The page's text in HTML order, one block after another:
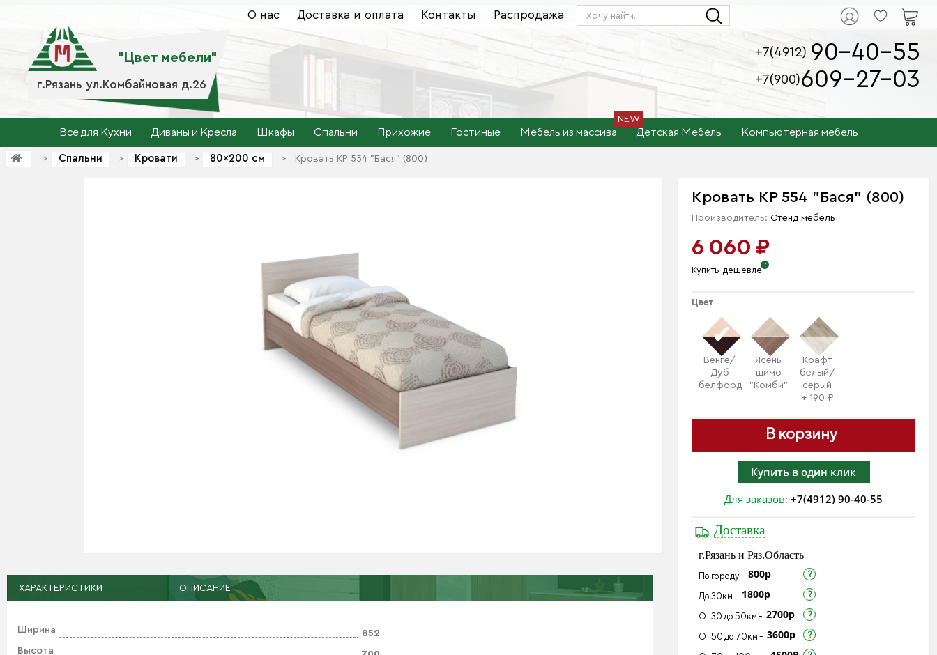
г.Рязань ул.Комбайновая д.26
"Цвет мебели"
О нас Доставка и оплата Контакты Распродажа
+7(4912) 90-40-55
+7(900)609-27-03
Все для Кухни Диваны и Кресла Шкафы Спальни Прихожие Гостиные Мебель из массива Детская Мебель Компьютерная мебель
> Спальни > Кровати >
> 80×200 см > Кровать КР 554 "Бася" (800)
Кровать КР 554 "Бася" (800)
Производитель:Стенд мебель
6 060 ₽
Купить дешевле
В корзину
Купить в один клик
Цвет
Венге/
Дуб
белфорд
Ясень
шимо
"Комби"
Крафт
белый/
серый
+ 190 ₽
Для заказов:+7(4912) 90-40-55
Доставка
г.Рязань и Ряз.Область
По городу - 800р
До 30км - 1800р
От 30 до 50км - 2700р
От 50 до 70км - 3600р
ХАРАКТЕРИСТИКИ ОПИСАНИЕ
Ширина
852
Высота